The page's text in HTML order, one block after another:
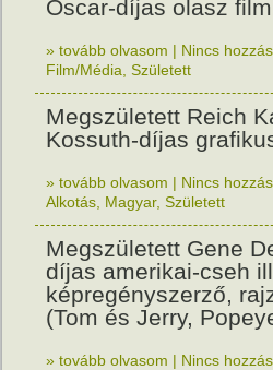
Oscar-díjas olasz
» tovább olvasom | Nincs
Film/Média Született
Megszületett Reich
Kossuth-díjas
» tovább olvasom | Nincs
Alkotás Magyar, Született
Megszületett Gene
díjas amerikai-cseh
képregényszerző,
(Tom és Jerry,
» tovább olvasom | Nincs